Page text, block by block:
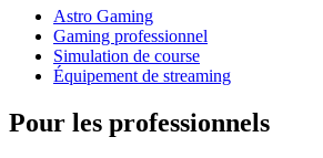
Astro Gaming
Gaming professionnel
Simulation de course
Équipement de streaming
Pour les professionnels